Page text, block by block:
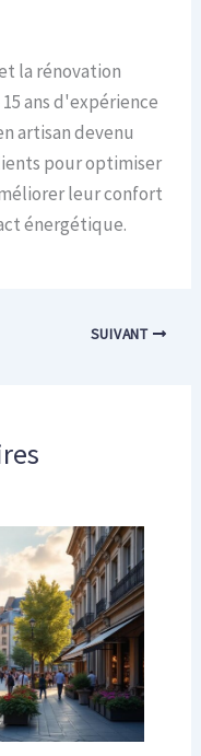
la rénovation
ans d'expérience
artisan devenu
pour optimiser
leur confort
énergétique.
SUIVANT